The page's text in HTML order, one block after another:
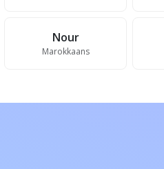
Nour
Marokkaans